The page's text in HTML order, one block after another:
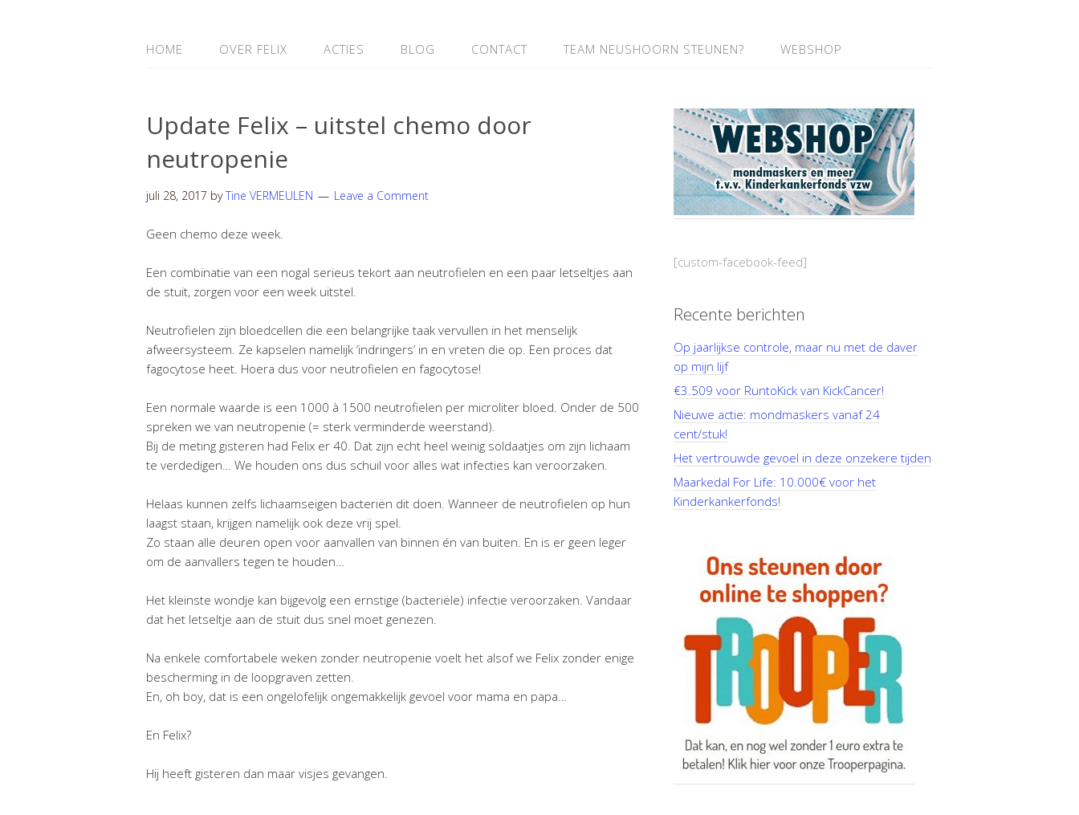
HOME OVER FELIX ACTIES BLOG CONTACT TEAM NEUSHOORN STEUNEN? WEBSHOP
Update Felix – uitstel chemo door
neutropenie
juli 28, 2017 byTine VERMEULEN Leave a Comment
Geen chemo deze week.
Een combinatie van een nogal serieus tekort aan neutrofielen en een paar letseltjes aan
de stuit, zorgen voor een week uitstel.
Neutrofielen zijn bloedcellen die een belangrijke taak vervullen in het menselijk
afweersysteem. Ze kapselen namelijk ‘indringers’ in en vreten die op. Een proces dat
fagocytose heet. Hoera dus voor neutrofielen en fagocytose!
Een normale waarde is een 1000 à 1500 neutrofielen per microliter bloed. Onder de 500
spreken we van neutropenie (= sterk verminderde weerstand).
Bij de meting gisteren had Felix er 40. Dat zijn echt heel weinig soldaatjes om zijn lichaam
te verdedigen… We houden ons dus schuil voor alles wat infecties kan veroorzaken.
Helaas kunnen zelfs lichaamseigen bacteriën dit doen. Wanneer de neutrofielen op hun
laagst staan, krijgen namelijk ook deze vrij spel.
Zo staan alle deuren open voor aanvallen van binnen én van buiten. En is er geen leger
om de aanvallers tegen te houden…
Het kleinste wondje kan bijgevolg een ernstige (bacteriële) infectie veroorzaken. Vandaar
dat het letseltje aan de stuit dus snel moet genezen.
Na enkele comfortabele weken zonder neutropenie voelt het alsof we Felix zonder enige
bescherming in de loopgraven zetten.
En, oh boy, dat is een ongelofelijk ongemakkelijk gevoel voor mama en papa…
En Felix?
Hij heeft gisteren dan maar visjes gevangen.
[custom-facebook-feed]
Recente berichten
Op jaarlijkse controle, maar nu met de daver
op mijn lijf
€3.509 voor RuntoKick van KickCancer!
Nieuwe actie: mondmaskers vanaf 24
cent/stuk!
Het vertrouwde gevoel in deze onzekere tijden
Maarkedal For Life: 10.000€ voor het
Kinderkankerfonds!